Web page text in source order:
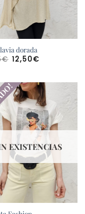
dorada
€ El
precio
24,95€.
12,50€El
12,50€.
EXISTENCIAS